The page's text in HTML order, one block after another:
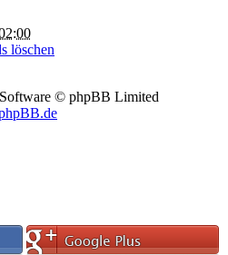
löschen
© phpBB Limited